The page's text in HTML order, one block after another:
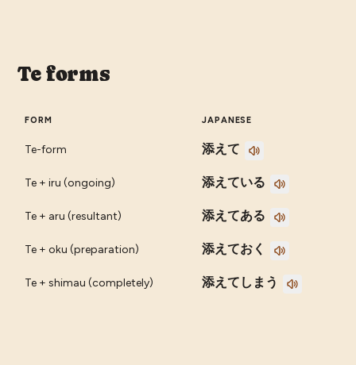
Te forms
FORM JAPANESE
Te-form 添えて
Te + iru (ongoing) 添えている
Te + aru (resultant) 添えてある
Te + oku (preparation) 添えておく
Te + shimau (completely) 添えてしまう